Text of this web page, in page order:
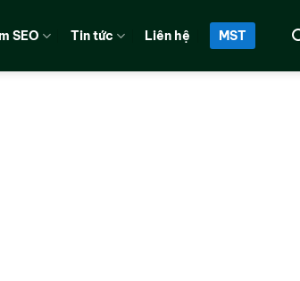
SEO Tin tức Liên hệ MST